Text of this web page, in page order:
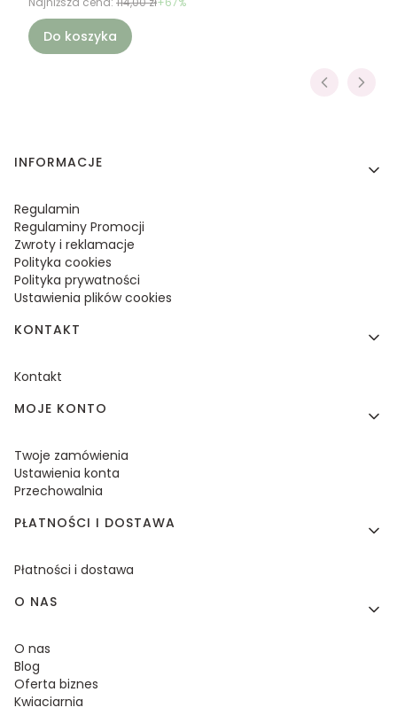
Do koszyka
Linki w stopce
INFORMACJE
Regulamin
Regulaminy Promocji
Zwroty i reklamacje
Polityka cookies
Polityka prywatności
Ustawienia plików cookies
KONTAKT
Kontakt
MOJE KONTO
Twoje zamówienia
Ustawienia konta
Przechowalnia
PŁATNOŚCI I DOSTAWA
Płatności i dostawa
O NAS
O nas
Blog
Oferta biznes
Kwiaciarnia